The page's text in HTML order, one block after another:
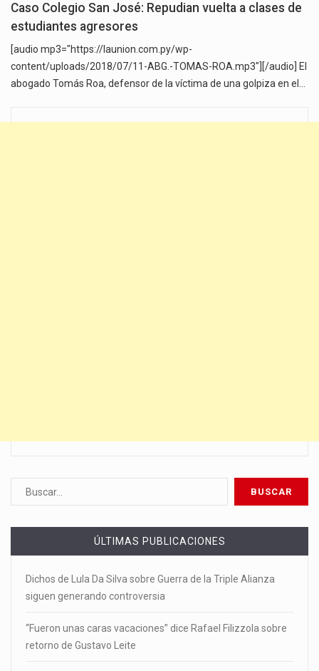
Caso Colegio San José: Repudian vuelta a clases de
estudiantes agresores
[audio mp3="https://launion.com.py/wp-
content/uploads/2018/07/11-ABG.-TOMAS-ROA.mp3"][/audio] El
abogado Tomás Roa, defensor de la víctima de una golpiza en el…
ÚLTIMAS PUBLICACIONES
Dichos de Lula Da Silva sobre Guerra de la Triple Alianza
siguen generando controversia
“Fueron unas caras vacaciones” dice Rafael Filizzola sobre
retorno de Gustavo Leite